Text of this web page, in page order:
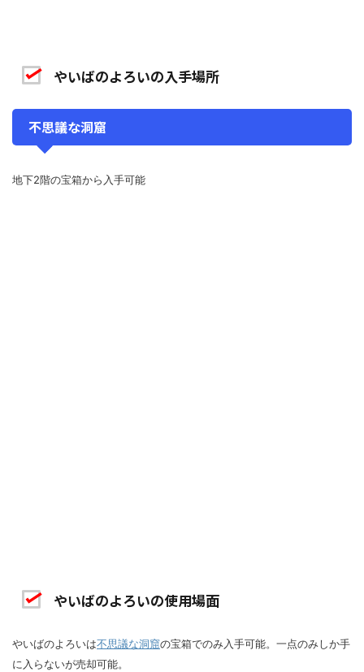
やいばのよろいの入手場所
不思議な洞窟
地下2階の宝箱から入手可能
やいばのよろいの使用場面
やいばのよろいは不思議な洞窟の宝箱でのみ入手可能。一点のみしか手
に入らないが売却可能。